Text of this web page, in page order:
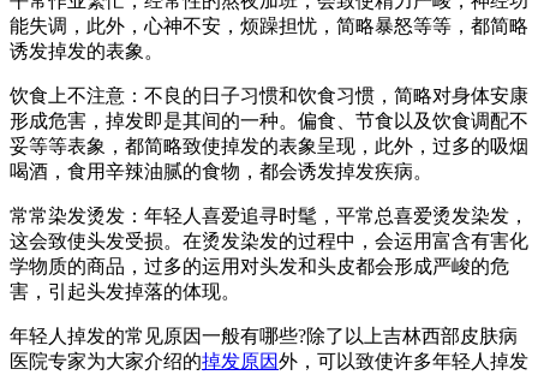
能失调，此外，心神不安，烦躁担忧，简略暴怒等等，都简略
诱发掉发的表象。
饮食上不注意：不良的日子习惯和饮食习惯，简略对身体安康
形成危害，掉发即是其间的一种。偏食、节食以及饮食调配不
妥等等表象，都简略致使掉发的表象呈现，此外，过多的吸烟
喝酒，食用辛辣油腻的食物，都会诱发掉发疾病。
常常染发烫发：年轻人喜爱追寻时髦，平常总喜爱烫发染发，
这会致使头发受损。在烫发染发的过程中，会运用富含有害化
学物质的商品，过多的运用对头发和头皮都会形成严峻的危
害，引起头发掉落的体现。
年轻人掉发的常见原因一般有哪些?除了以上吉林西部皮肤病
医院专家为大家介绍的掉发原因外，可以致使许多年轻人掉发